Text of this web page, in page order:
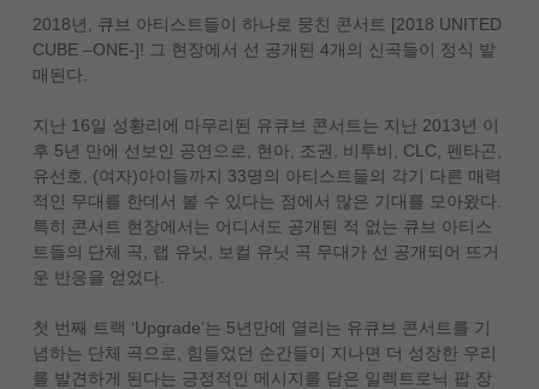
2018년, 큐브 아티스트들이 하나로 뭉친 콘서트 [2018 UNITED
CUBE –ONE-]! 그 현장에서 선 공개된 4개의 신곡들이 정식 발
매된다.
지난 16일 성황리에 마무리된 유큐브 콘서트는 지난 2013년 이
후 5년 만에 선보인 공연으로, 현아, 조권, 비투비, CLC, 펜타곤,
유선호, (여자)아이들까지 33명의 아티스트들의 각기 다른 매력
적인 무대를 한데서 볼 수 있다는 점에서 많은 기대를 모아왔다.
특히 콘서트 현장에서는 어디서도 공개된 적 없는 큐브 아티스
트들의 단체 곡, 랩 유닛, 보컬 유닛 곡 무대가 선 공개되어 뜨거
운 반응을 얻었다.
첫 번째 트랙 ‘Upgrade’는 5년만에 열리는 유큐브 콘서트를 기
념하는 단체 곡으로, 힘들었던 순간들이 지나면 더 성장한 우리
를 발견하게 된다는 긍정적인 메시지를 담은 일렉트로닉 팝 장